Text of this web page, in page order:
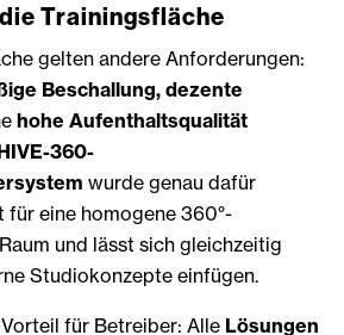
Trainingsfläche
gelten andere Anforderungen:
Beschallung, dezente
hohe Aufenthaltsqualität
360-
wurde genau dafür
eine homogene 360°-
und lässt sich gleichzeitig
Studiokonzepte einfügen.
für Betreiber: Alle Lösungen